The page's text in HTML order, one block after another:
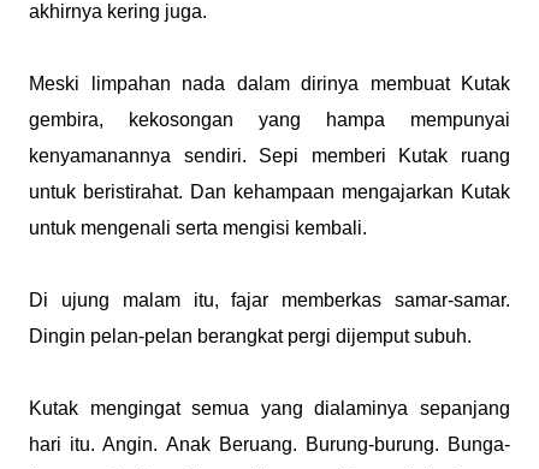
akhirnya kering juga.
Meski limpahan nada dalam dirinya membuat Kutak
gembira, kekosongan yang hampa mempunyai
kenyamanannya sendiri. Sepi memberi Kutak ruang
untuk beristirahat. Dan kehampaan mengajarkan Kutak
untuk mengenali serta mengisi kembali.
Di ujung malam itu, fajar memberkas samar-samar.
Dingin pelan-pelan berangkat pergi dijemput subuh.
Kutak mengingat semua yang dialaminya sepanjang
hari itu. Angin. Anak Beruang. Burung-burung. Bunga-